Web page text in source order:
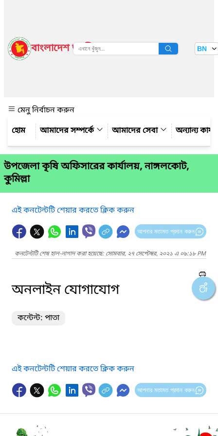
বাংলাদেশ জাতীয় তথ্য বাতায়ন BN
মেনু নির্বাচন করুন
আমাদের সম্পর্কে
আমাদের সেবা অন্যান্য
উপজেলা কৃষি অফিসারের কার্যালয়, নাঙ্গলকোট,
কুমিল্লা
এই কনটেন্টটি শেয়ার করতে ক্লিক করুন
আপনার মতামত প্রদান করুন
কনটেন্টটি শেষ হাল-নাগাদ করা হয়েছে: সোমবার, ২৭ সেপ্টেম্বর, ২০২১ এ ০৯:১৮ PM
অনলাইন যোগাযোগ
কন্টেন্ট: পাতা
এই কনটেন্টটি শেয়ার করতে ক্লিক করুন
আপনার মতামত প্রদান করুন